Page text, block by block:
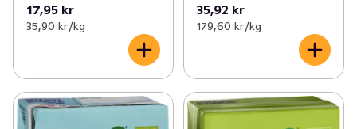
17,95 kr
35,90 kr /kg
35,92 kr
179,60 kr /kg